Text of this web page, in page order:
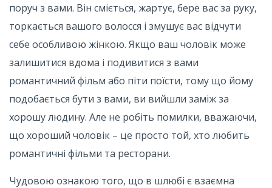
поруч з вами. Він сміється, жартує, бере вас за руку,
торкається вашого волосся і змушує вас відчути
себе особливою жінкою. Якщо ваш чоловік може
залишитися вдома і подивитися з вами
романтичний фільм або піти поїсти, тому що йому
подобається бути з вами, ви вийшли заміж за
хорошу людину. Але не робіть помилки, вважаючи,
що хороший чоловік – це просто той, хто любить
романтичні фільми та ресторани.
Чудовою ознакою того, що в шлюбі є взаємна